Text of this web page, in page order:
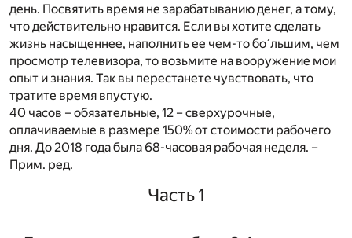
день. Посвятить время не зарабатыванию денег, а тому,
что действительно нравится. Если вы хотите сделать
жизнь насыщеннее, наполнить ее чем-то боˊльшим, чем
просмотр телевизора, то возьмите на вооружение мои
опыт и знания. Так вы перестанете чувствовать, что
тратите время впустую.
40 часов – обязательные, 12 – сверхурочные,
оплачиваемые в размере 150% от стоимости рабочего
дня. До 2018 года была 68-часовая рабочая неделя. –
Прим. ред.
Часть 1